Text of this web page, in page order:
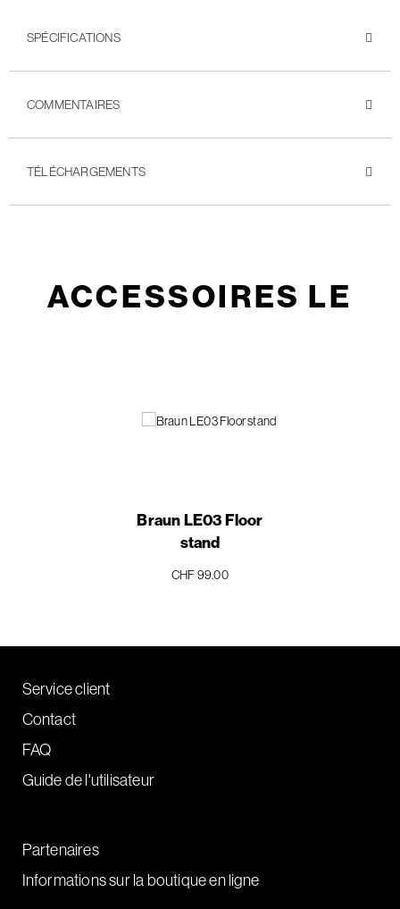
SPÉCIFICATIONS
COMMENTAIRES
TÉLÉCHARGEMENTS
ACCESSOIRES LE
Braun LE03 Floor
stand
CHF 99.00
Service client
Contact
FAQ
Guide de l'utilisateur
Partenaires
Informations sur la boutique en ligne